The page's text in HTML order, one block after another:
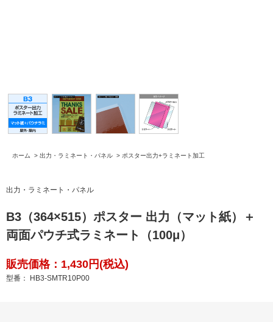
ホーム > 出力・ラミネート・パネル > ポスター出力+ラミネート加工
出力・ラミネート・パネル
B3（364×515）ポスター 出力（マット紙）＋
両面パウチ式ラミネート（100μ）
販売価格：1,430円(税込)
型番： HB3-SMTR10P00